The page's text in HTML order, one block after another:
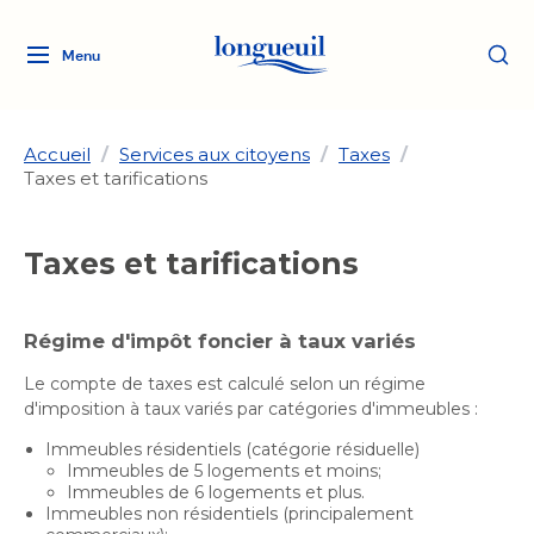
Menu
Logo
Ville
vers
Rôle d'évaluation
Rôle d'évaluation
Taxes
Arts et culture
Arts et culture
Bibliothèques
Développement social
Développement social
Services de proximité
Déneigement
Déneigement
Eau
Eau
Transition socioécologique
et mobilité
Quoi faire à Longueuil
Activités artistiques et
culturelles
Accueil / Services aux citoyens / Taxes /
Taxes et tarifications
Taxes et tarifications
Régime d'impôt foncier à taux variés
Le compte de taxes est calculé selon un régime
d'imposition à taux variés par catégories d'immeubles :
Immeubles résidentiels (catégorie résiduelle)
Immeubles de 5 logements et moins;
Immeubles de 6 logements et plus.
Immeubles non résidentiels (principalement